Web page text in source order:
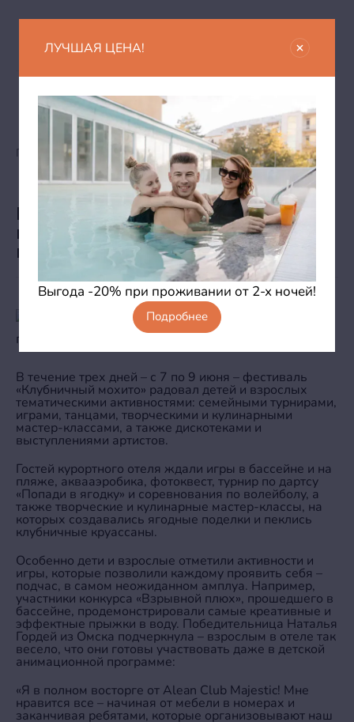
Главная Новости
В Alean Club Majestic состоялся
масштабный гастрофестиваль со вкусом
клубники
В Alean Club Majestic состоялся
масштабный гастрофестиваль со
вкусом клубники
В течение трех дней – с 7 по 9 июня – фестиваль
«Клубничный мохито» радовал детей и взрослых
тематическими активностями: семейными турнирами,
играми, танцами, творческими и кулинарными
мастер-классами, а также дискотеками и
выступлениями артистов.
Гостей курортного отеля ждали игры в бассейне и на
пляже, аквааэробика, фотоквест, турнир по дартсу
«Попади в ягодку» и соревнования по волейболу, а
также творческие и кулинарные мастер-классы, на
которых создавались ягодные поделки и пеклись
клубничные круассаны.
Особенно дети и взрослые отметили активности и
игры, которые позволили каждому проявить себя –
подчас, в самом неожиданном амплуа. Например,
участники конкурса «Взрывной плюх», прошедшего в
бассейне, продемонстрировали самые креативные и
эффектные прыжки в воду. Победительница Наталья
Гордей из Омска подчеркнула – взрослым в отеле так
весело, что они готовы участвовать даже в детской
анимационной программе:
«Я в полном восторге от Alean Club Majestic! Мне
нравится все – начиная от мебели в номерах и
заканчивая ребятами, которые организовывают наш
ЛУЧШАЯ ЦЕНА!
Выгода -20% при проживании от 2-х ночей!
Подробнее